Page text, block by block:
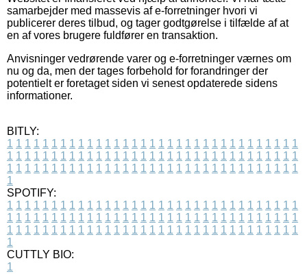
samarbejder med massevis af e-forretninger hvori vi
publicerer deres tilbud, og tager godtgørelse i tilfælde af at
en af vores brugere fuldfører en transaktion.
Anvisninger vedrørende varer og e-forretninger værnes om
nu og da, men der tages forbehold for forandringer der
potentielt er foretaget siden vi senest opdaterede sidens
informationer.
BITLY:
1 1 1 1 1 1 1 1 1 1 1 1 1 1 1 1 1 1 1 1 1 1 1 1 1 1 1 1 1 1 1 1 1
1 1 1 1 1 1 1 1 1 1 1 1 1 1 1 1 1 1 1 1 1 1 1 1 1 1 1 1 1 1 1 1 1
1 1 1 1 1 1 1 1 1 1 1 1 1 1 1 1 1 1 1 1 1 1 1 1 1 1 1 1 1 1 1 1 1
1
SPOTIFY:
1 1 1 1 1 1 1 1 1 1 1 1 1 1 1 1 1 1 1 1 1 1 1 1 1 1 1 1 1 1 1 1 1
1 1 1 1 1 1 1 1 1 1 1 1 1 1 1 1 1 1 1 1 1 1 1 1 1 1 1 1 1 1 1 1 1
1 1 1 1 1 1 1 1 1 1 1 1 1 1 1 1 1 1 1 1 1 1 1 1 1 1 1 1 1 1 1 1 1
1
CUTTLY BIO:
1